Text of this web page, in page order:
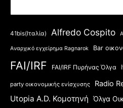
41bis(Ιταλία) Alfredo Cospito
Aναρχικό εγχείρημα Ragnarok Bar
FAI/IRF FAI/IRF Πυρήνας Όλγα
party οικονομικής ενίσχυσης Radio
Utopia A.D. Κομοτηνή Όλγα